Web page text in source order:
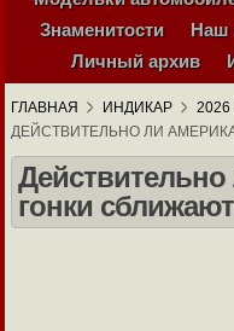
Знаменитости
Наш
Личный архив
ГЛАВНАЯ ИНДИКАР
ДЕЙСТВИТЕЛЬНО ЛИ
гонки